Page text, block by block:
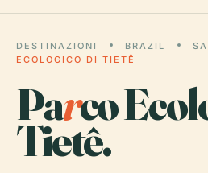
DESTINAZIONI BRAZIL
ECOLOGICO DI TIETÊ
Parco
Tietê.